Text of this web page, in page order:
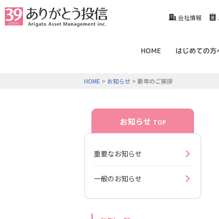
会社情報
HOME はじめての方
HOME > お知らせ > 新年のご挨拶
お知らせ TOP
重要なお知らせ
一般のお知らせ